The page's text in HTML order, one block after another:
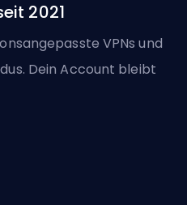
2021
VPNs und
Dein Account bleibt